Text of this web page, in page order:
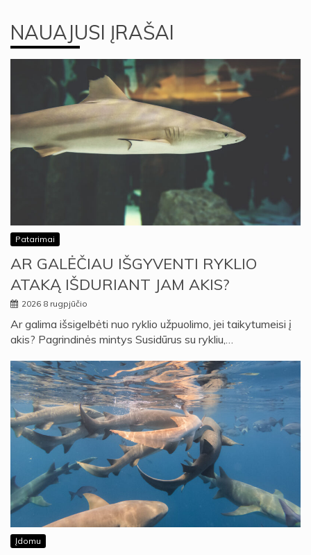
NAUAJUSI ĮRAŠAI
Patarimai
AR GALĖČIAU IŠGYVENTI RYKLIO
ATAKĄ IŠDURIANT JAM AKIS?
2026 8 rugpjūčio
Ar galima išsigelbėti nuo ryklio užpuolimo, jei taikytumeisi į
akis? Pagrindinės mintys Susidūrus su rykliu,…
Įdomu